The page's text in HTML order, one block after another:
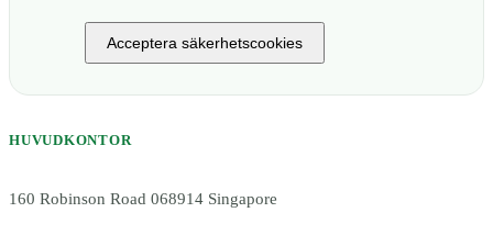
HUVUDKONTOR
160 Robinson Road 068914 Singapore
Acceptera säkerhetscookies